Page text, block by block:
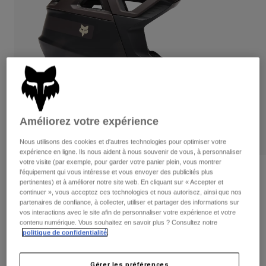
Pantalons
Shorts
Vestes
Protections
Masques
Chaussettes
Accessoires
Pièces de rechange
Pantalons
Gants
Vestes
Protections
Chaussettes
Sacs et accessoires
Pièces de rechange
Chemises
Voir tout
Femme
T-shirts et tops
Vestes
Pantalons
Chemises
Voir tout
Enfants
Protections
Masques
Chaussettes
Voir tout
Moto
Casques
Maillots
Pantalons
Bottes
Protections
Gants
Masques
Avis
Casque Proframe RS Taunt
Article n°32206
339,99 € 237,99 € 30% OFF
Améliorez votre expérience
Nous utilisons des cookies et d'autres technologies pour optimiser votre
expérience en ligne. Ils nous aident à nous souvenir de vous, à personnaliser
votre visite (par exemple, pour garder votre panier plein, vous montrer
l'équipement qui vous intéresse et vous envoyer des publicités plus
pertinentes) et à améliorer notre site web. En cliquant sur « Accepter et
continuer », vous acceptez ces technologies et nous autorisez, ainsi que nos
partenaires de confiance, à collecter, utiliser et partager des informations sur
vos interactions avec le site afin de personnaliser votre expérience et votre
contenu numérique. Vous souhaitez en savoir plus ? Consultez notre
politique de confidentialité.